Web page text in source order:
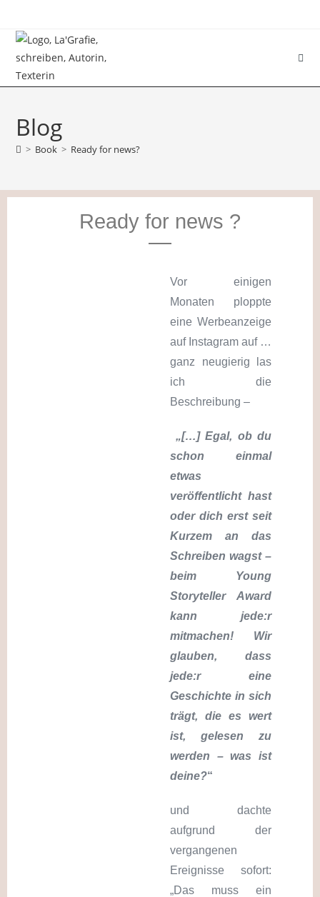
Blog
> Book > Ready for news?
Ready for news ?
Vor einigen
Monaten ploppte
eine Werbeanzeige
auf Instagram auf …
ganz neugierig las
ich die
Beschreibung –
„[…] Egal, ob du
schon einmal
etwas
veröffentlicht hast
oder dich erst seit
Kurzem an das
Schreiben wagst –
beim Young
Storyteller Award
kann jede:r
mitmachen! Wir
glauben, dass
jede:r eine
Geschichte in sich
trägt, die es wert
ist, gelesen zu
werden – was ist
deine?“
und dachte
aufgrund der
vergangenen
Ereignisse sofort:
„Das muss ein